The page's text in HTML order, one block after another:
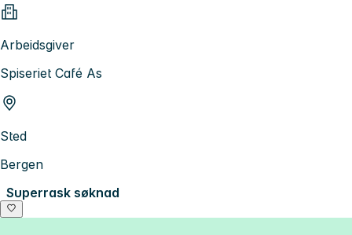
Arbeidsgiver
Spiseriet Café As
Sted
Bergen
Superrask søknad